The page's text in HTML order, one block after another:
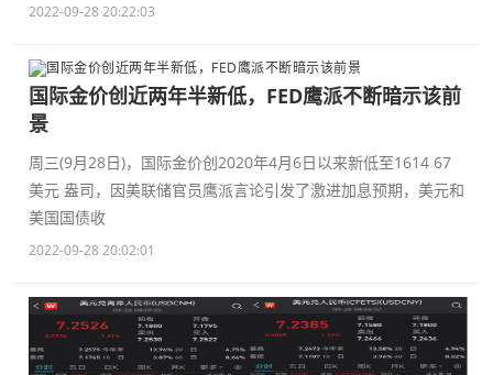
2022-09-28 20:22:03
国际金价创近两年半新低，FED鹰派不断暗示该前
景
周三(9月28日)，国际金价创2020年4月6日以来新低至1614 67
美元 盎司，因美联储官员鹰派言论引发了激进加息预期，美元和
美国国债收
2022-09-28 20:02:01